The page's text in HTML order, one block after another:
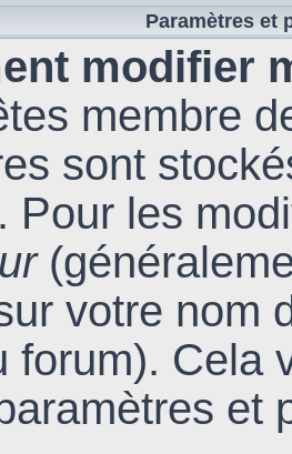
Paramètres et
modifier
membre
sont
Pour les
votre nom
forum). Cela
et